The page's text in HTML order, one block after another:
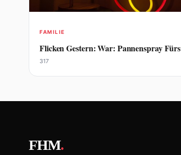
FAMILIE
Flicken Gestern: War: Pannenspray Fürs
317
FHM.